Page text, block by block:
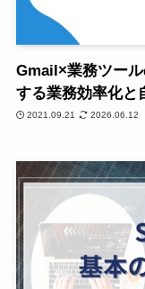
Gmail×業務ツー
する業務効率化と
2021.09.21 2026.06.12